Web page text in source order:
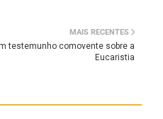
MAIS RECENTES
testemunho comovente sobre a
Eucaristia